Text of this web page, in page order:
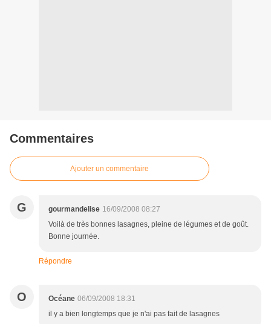
Commentaires
Ajouter un commentaire
G gourmandelise 16/09/2008 08:27
Voilà de très bonnes lasagnes, pleine de légumes et de goût.
Bonne journée.
Répondre
O Océane 06/09/2008 18:31
il y a bien longtemps que je n'ai pas fait de lasagnes